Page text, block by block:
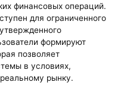
финансовых операций.
для ограниченного
формируют
позволяет
в условиях,
рынку.